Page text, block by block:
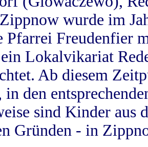
wurde im
Pfarrei Freudenfier
Lokalvikariat
Ab diesem
in den
sind Kinder aus
Gründen - in